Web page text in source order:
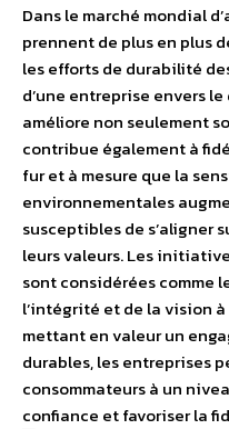
Dans le marché mondial
prennent de plus en plus
les efforts de durabilité
d’une entreprise envers
améliore non seulement
contribue également à
fur et à mesure que la
environnementales
susceptibles de s’aligner
leurs valeurs. Les
sont considérées comme
l’intégrité et de la vision
mettant en valeur un
durables, les entreprises
consommateurs à un
confiance et favoriser la